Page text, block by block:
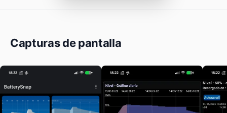
Capturas de pantalla